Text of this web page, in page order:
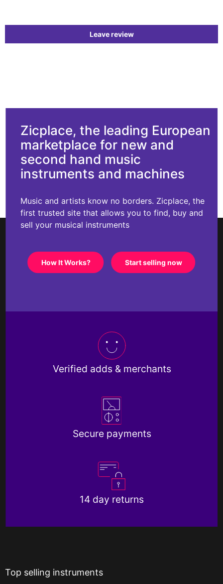
Leave review
Zicplace, the leading European
marketplace for new and
second hand music
instruments and machines
Music and artists know no borders. Zicplace, the
first trusted site that allows you to find, buy and
sell your musical instruments
How It Works? Start selling now
Verified adds & merchants
Secure payments
14 day returns
Top selling instruments